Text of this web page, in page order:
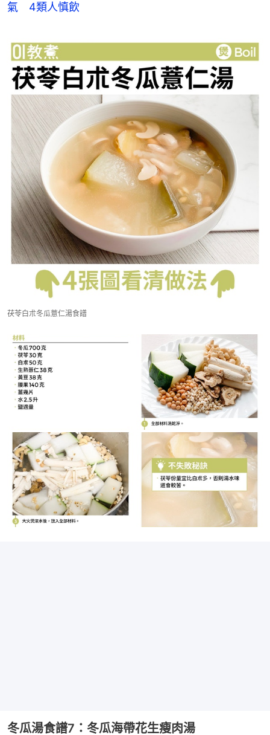
氣　4類人慎飲
茯苓白朮冬瓜薏仁湯食譜
冬瓜湯食譜7：冬瓜海帶花生瘦肉湯